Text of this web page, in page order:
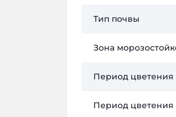
Тип почвы
Зона
Период цветения
Период цветения